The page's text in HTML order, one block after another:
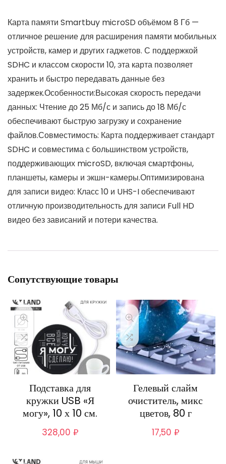
Карта памяти Smartbuy microSD объёмом 8 Гб —
отличное решение для расширения памяти мобильных
устройств, камер и других гаджетов. С поддержкой
SDHC и классом скорости 10, эта карта позволяет
хранить и быстро передавать данные без
задержек.Особенности:Высокая скорость передачи
данных: Чтение до 25 Мб/с и запись до 18 Мб/с
обеспечивают быструю загрузку и сохранение
файлов.Совместимость: Карта поддерживает стандарт
SDHC и совместима с большинством устройств,
поддерживающих microSD, включая смартфоны,
планшеты, камеры и экшн-камеры.Оптимизирована
для записи видео: Класс 10 и UHS-I обеспечивают
отличную производительность для записи Full HD
видео без зависаний и потери качества.
Сопутствующие товары
Подставка для
кружки USB «Я
могу», 10 х 10 см.
328,00 ₽
Гелевый слайм
очиститель, микс
цветов, 80 г
17,50 ₽